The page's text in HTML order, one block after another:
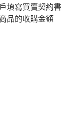
填寫買賣契約書
品的收購金額